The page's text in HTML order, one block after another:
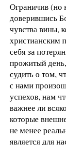
Ограничив (но
доверившись
чувства вины,
христианским
себя за
прожитый
судить о том,
с нами
успехов, нам
важнее ли
которые
не менее
является для